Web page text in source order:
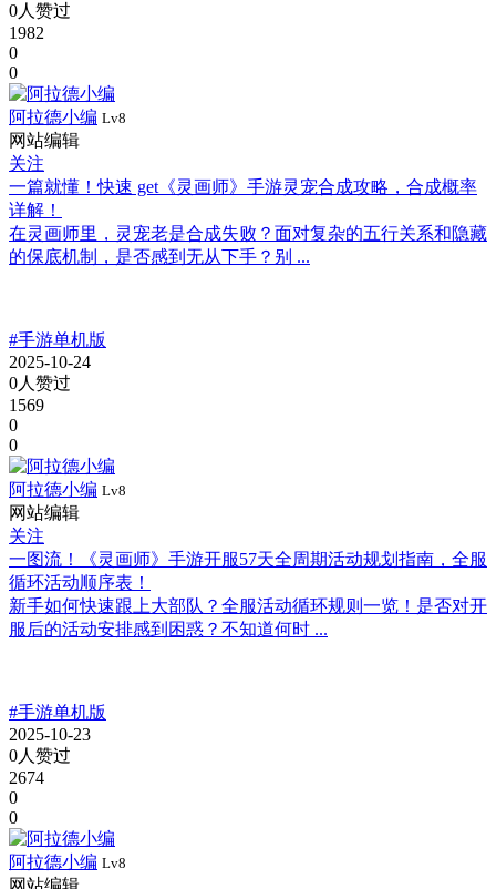
0人赞过
1982
0
0
阿拉德小编 Lv8
网站编辑
关注
一篇就懂！快速 get《灵画师》手游灵宠合成攻略，合成概率
详解！
在灵画师里，灵宠老是合成失败？面对复杂的五行关系和隐藏
的保底机制，是否感到无从下手？别 ...
#手游单机版
2025-10-24
0人赞过
1569
0
0
阿拉德小编 Lv8
网站编辑
关注
一图流！《灵画师》手游开服57天全周期活动规划指南，全服
循环活动顺序表！
新手如何快速跟上大部队？全服活动循环规则一览！是否对开
服后的活动安排感到困惑？不知道何时 ...
#手游单机版
2025-10-23
0人赞过
2674
0
0
阿拉德小编 Lv8
网站编辑